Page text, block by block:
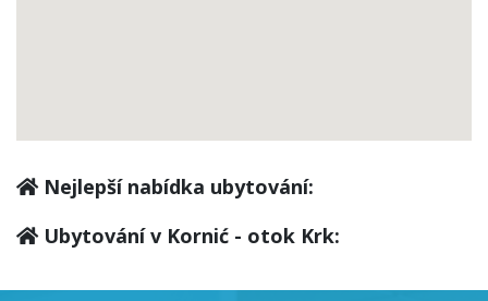
Nejlepší nabídka ubytování:
Ubytování v Kornić - otok Krk: